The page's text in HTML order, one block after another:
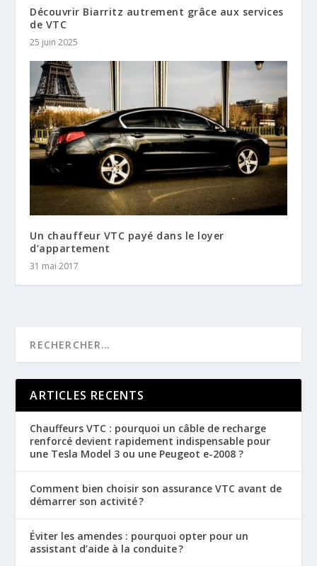
Découvrir Biarritz autrement grâce aux services
de VTC
25 juin 2025
Un chauffeur VTC payé dans le loyer
d’appartement
31 mai 2017
ARTICLES RECENTS
Chauffeurs VTC : pourquoi un câble de recharge
renforcé devient rapidement indispensable pour
une Tesla Model 3 ou une Peugeot e-2008 ?
Comment bien choisir son assurance VTC avant de
démarrer son activité ?
Éviter les amendes : pourquoi opter pour un
assistant d’aide à la conduite ?